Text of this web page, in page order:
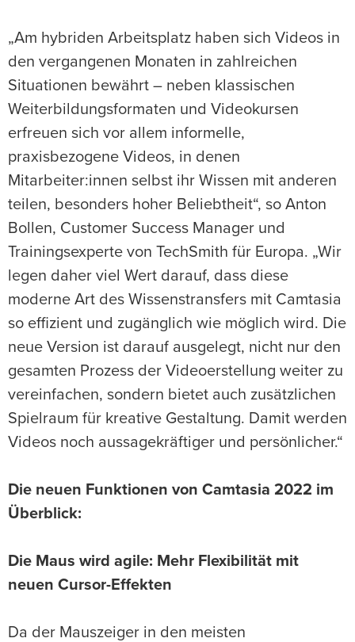
„Am hybriden Arbeitsplatz haben sich Videos in
den vergangenen Monaten in zahlreichen
Situationen bewährt – neben klassischen
Weiterbildungsformaten und Videokursen
erfreuen sich vor allem informelle,
praxisbezogene Videos, in denen
Mitarbeiter:innen selbst ihr Wissen mit anderen
teilen, besonders hoher Beliebtheit“, so Anton
Bollen, Customer Success Manager und
Trainingsexperte von TechSmith für Europa. „Wir
legen daher viel Wert darauf, dass diese
moderne Art des Wissenstransfers mit Camtasia
so effizient und zugänglich wie möglich wird. Die
neue Version ist darauf ausgelegt, nicht nur den
gesamten Prozess der Videoerstellung weiter zu
vereinfachen, sondern bietet auch zusätzlichen
Spielraum für kreative Gestaltung. Damit werden
Videos noch aussagekräftiger und persönlicher.“
Die neuen Funktionen von Camtasia 2022 im
Überblick:
Die Maus wird agile: Mehr Flexibilität mit
neuen Cursor-Effekten
Da der Mauszeiger in den meisten